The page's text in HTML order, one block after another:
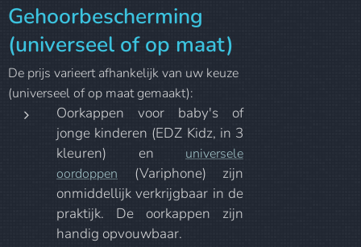
Gehoorbescherming
(universeel of op maat)
De prijs varieert afhankelijk van uw keuze
(universeel of op maat gemaakt):
Oorkappen voor baby's of
jonge kinderen (EDZ Kidz, in 3
kleuren) en universele
oordoppen (Variphone) zijn
onmiddellijk verkrijgbaar in de
praktijk. De oorkappen zijn
handig opvouwbaar.